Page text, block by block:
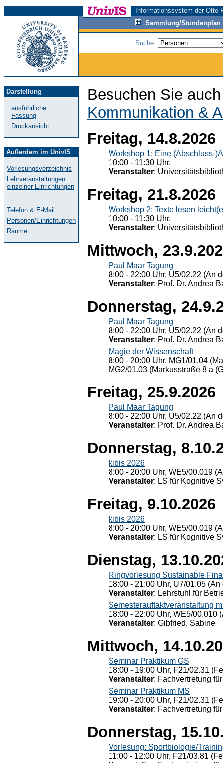
Informationssystem der
Sammlung/Stundenplan
Suche:
Darstellung
ausführliche
Fassung
Druckansicht
Außerdem im UnivIS
Vorlesungsverzeichnis
Lehrveranstaltungen
einzelner Einrichtungen
Telefon & E-Mail
Personen/Einrichtungen
Räume
Besuchen Sie
Kommunikation &
Freitag, 14.8.2026
Workshop 1: Eine (Abschluss-
10:00 - 11:30 Uhr,
Veranstalter:
Freitag, 21.8.2026
Workshop 2: Texte lesen
10:00 - 11:30 Uhr,
Veranstalter:
Mittwoch,
Paul Maar Tagung
8:00 - 22:00 Uhr, U5/02.22 (An
Veranstalter: Prof. Dr. Andrea
Donnerstag,
Paul Maar Tagung
8:00 - 22:00 Uhr, U5/02.22 (An
Veranstalter: Prof. Dr. Andrea
Magie der Wissenschaft
8:00 - 20:00 Uhr, MG1/01.04
MG2/01.03 (Markusstraße 8 a
Freitag, 25.9.2026
Paul Maar Tagung
8:00 - 22:00 Uhr, U5/02.22 (An
Veranstalter: Prof. Dr. Andrea
Donnerstag,
kibis 2026
8:00 - 20:00 Uhr, WE5/00.019
Veranstalter: LS für Kognitive
Freitag, 9.10.2026
kibis 2026
8:00 - 20:00 Uhr, WE5/00.019
Veranstalter: LS für Kognitive
Dienstag,
Ringvorlesung Sustainable
18:00 - 21:00 Uhr, U7/01.05
Veranstalter: Lehrstuhl für
Semesterauftaktveranstaltung
18:00 - 22:00 Uhr, WE5/00.010
Veranstalter: Gibfried, Sabine
Mittwoch,
Seminar Praktikum GS
18:00 - 19:00 Uhr, F21/02.31
Veranstalter: Fachvertretung
Seminar Praktikum MS
19:00 - 20:00 Uhr, F21/02.31
Veranstalter: Fachvertretung
Donnerstag,
Vorlesung: Sportbiologie/
11:00 - 12:00 Uhr, F21/03.81